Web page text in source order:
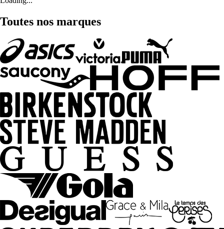
Toutes nos marques